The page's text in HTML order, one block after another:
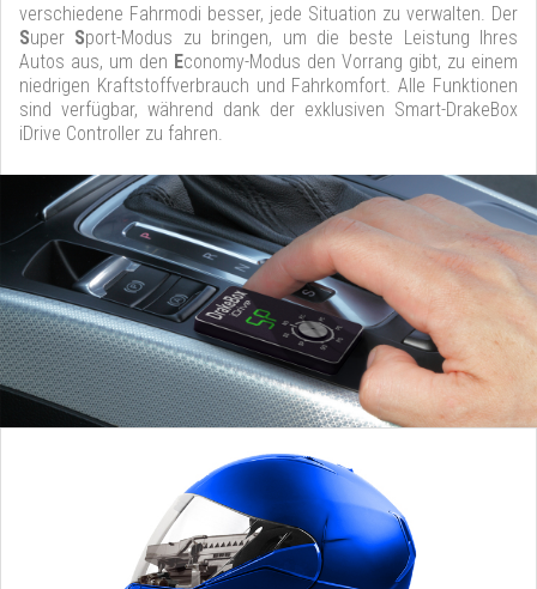
verschiedene Fahrmodi besser, jede Situation zu verwalten. Der
Super Sport-Modus zu bringen, um die beste Leistung Ihres
Autos aus, um den Economy-Modus den Vorrang gibt, zu einem
niedrigen Kraftstoffverbrauch und Fahrkomfort. Alle Funktionen
sind verfügbar, während dank der exklusiven Smart-DrakeBox
iDrive Controller zu fahren.